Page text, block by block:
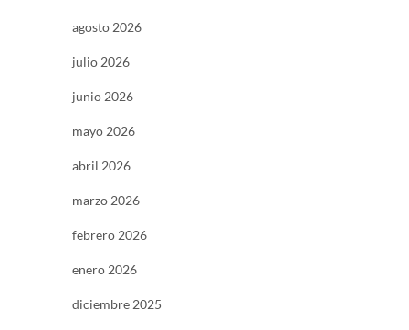
agosto 2026
julio 2026
junio 2026
mayo 2026
abril 2026
marzo 2026
febrero 2026
enero 2026
diciembre 2025